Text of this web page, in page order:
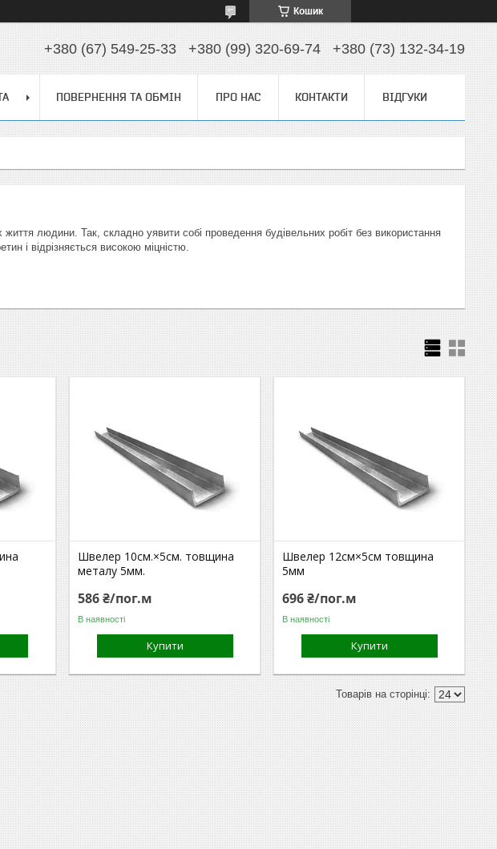
Кошик
+380 (67) 549-25-33 +380 (99) 320-69-74 +380 (73) 132-34-19
ПОВЕРНЕННЯ ТА ОБМІН ПРО НАС КОНТАКТИ ВІДГУКИ
людини. Так, складно уявити собі проведення будівельних робіт без використання
і відрізняється високою міцністю.
Швелер 10см.×5см. товщина
металу 5мм.
586 ₴/пог.м
В наявності
Купити
Швелер 12см×5см товщина
5мм
696 ₴/пог.м
В наявності
Купити